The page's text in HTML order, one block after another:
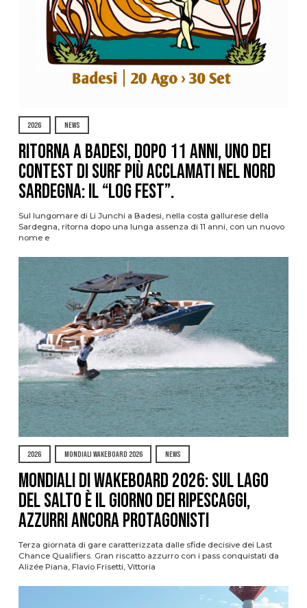
2026 NEWS
Ritorna a Badesi, dopo 11 anni, uno dei
contest di surf più acclamati nel nord
Sardegna: il “Log Fest”.
Sul lungomare di Li Junchi a Badesi, nella costa gallurese della
Sardegna, ritorna dopo una lunga assenza di 11 anni, con un nuovo
nome e
2026 MONDIALI WAKEBOARD 2026 NEWS
Mondiali di Wakeboard 2026: sul Lago
del Salto è il giorno dei ripescaggi,
azzurri ancora protagonisti
Terza giornata di gare caratterizzata dalle sfide decisive dei Last
Chance Qualifiers. Gran riscatto azzurro con i pass conquistati da
Alizée Piana, Flavio Frisetti, Vittoria